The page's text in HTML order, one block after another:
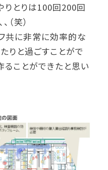
りとりは100回200回
（笑）
共に非常に効率的な
りと過ごすことがで
ことができたと思い